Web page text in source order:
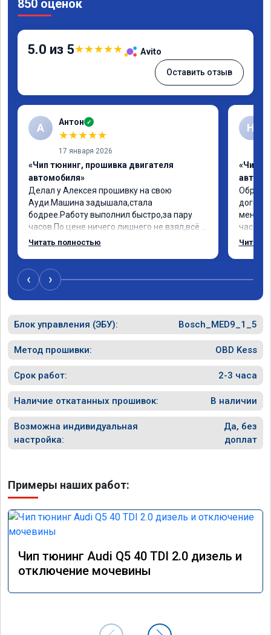
850 оценок
5.0 из 5★★★★★ Avito
Оставить отзыв
А Антон ✓
★★★★★
17 января 2026
«Чип тюнинг, прошивка двигателя
автомобиля»
Делал у Алексея прошивку на свою
Ауди.Машина задышала,стала
бодрее.Работу выполнил быстро,за пару
часов.По цене ничего лишнего не взял,всё
как договаривались заранее.После работы
случае поломки авто.Однозначно
рекомендую Алексея как грамотного
специалиста!
Читать полностью
Н
«Чип
меня
час
Арман
Читать
‹ ›
Блок управления (ЭБУ): Bosch_MED9_1_5
Метод прошивки: OBD Kess
Срок работ: 2-3 часа
Наличие откатанных прошивок: В наличии
Возможна индивидуальная
настройка:
Да, без
доплат
Примеры наших работ:
Чип тюнинг Audi Q5 40 TDI 2.0 дизель и
отключение мочевины